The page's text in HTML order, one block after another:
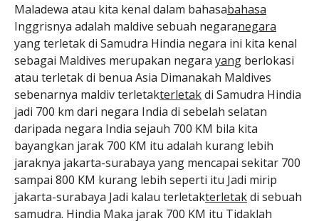
Maladewa atau kita kenal dalam bahasabahasa
Inggrisnya adalah maldive sebuah negaranegara
yang terletak di Samudra Hindia negara ini kita kenal
sebagai Maldives merupakan negara yang berlokasi
atau terletak di benua Asia Dimanakah Maldives
sebenarnya maldiv terletakterletakdi Samudra Hindia
jadi 700 km dari negara India di sebelah selatan
daripada negara India sejauh 700 KM bila kita
bayangkan jarak 700 KM itu adalah kurang lebih
jaraknya jakarta-surabaya yang mencapai sekitar 700
sampai 800 KM kurang lebih seperti itu Jadi mirip
jakarta-surabaya Jadi kalau terletakterletakdi sebuah
samudra. Hindia Maka jarak 700 KM itu Tidaklah